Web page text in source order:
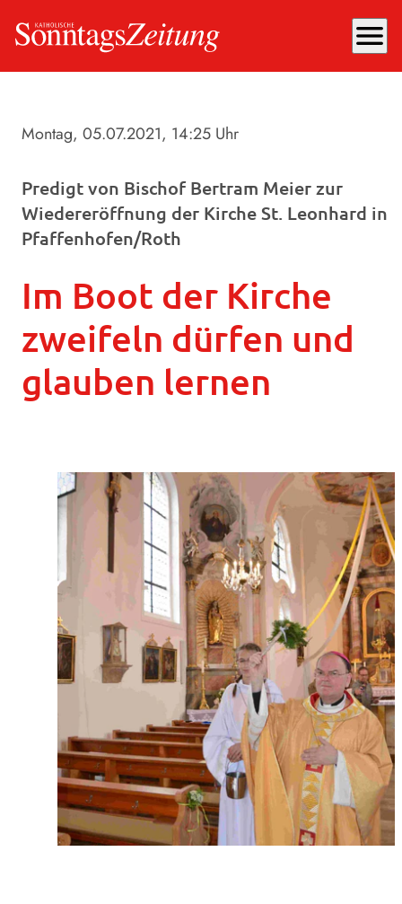
menu
Montag, 05.07.2021, 14:25 Uhr
Predigt von Bischof Bertram Meier zur
Wiedereröffnung der Kirche St. Leonhard in
Pfaffenhofen/Roth
Im Boot der Kirche
zweifeln dürfen und
glauben lernen